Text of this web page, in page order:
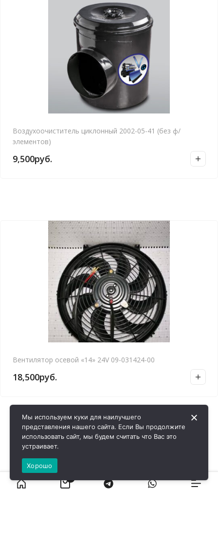
Воздухоочиститель циклонный 2002-05-41 (без ф/
элементов)
9,500руб.
Вентилятор осевой «14» 24V 09-031424-00
18,500руб.
Мы используем куки для наилучшего
представления нашего сайта. Если Вы продолжите
использовать сайт, мы будем считать что Вас это
устраивает.
Хорошо